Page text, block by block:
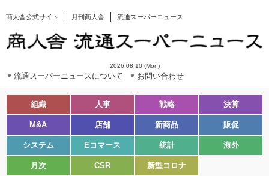
商人舎公式サイト 月刊商人舎 流通スーパーニュース
2026.08.10 (Mon)
流通スーパーニュースについて お問い合わせ
組織 人事 戦略 決算
M&A 店舗 新商品 販促
システム Eコマース 統計 海外
月次 CSR 新型コロナ